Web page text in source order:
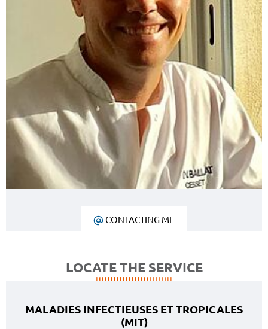
CONTACTING ME
LOCATE THE SERVICE
MALADIES INFECTIEUSES ET TROPICALES
(MIT)